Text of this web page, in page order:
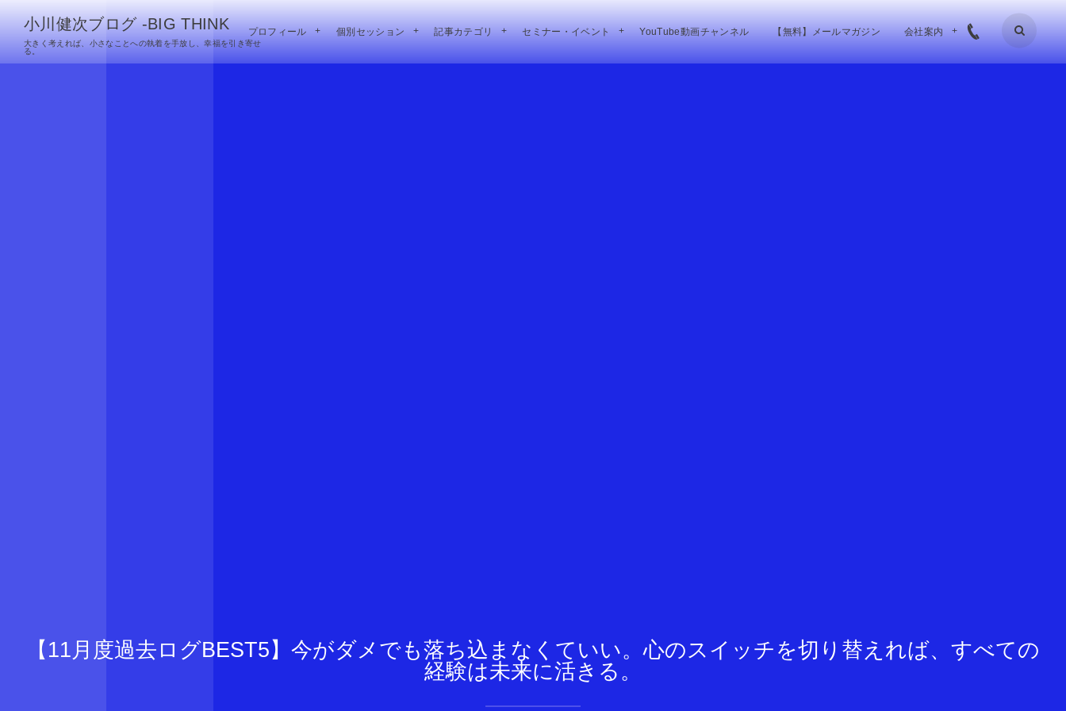
小川健次ブログ -BIG THINK
大きく考えれば、小さなことへの執着を手放し、幸福を引き寄せ
る。
プロフィール 個別セッション 記事カテゴリ セミナー・イベント YouTube動画チャンネル 【無料】メールマガジン 会社案内
【11月度過去ログBEST5】今がダメでも落ち込まなくていい。心のスイッチを切り替えれば、すべての
経験は未来に活きる。